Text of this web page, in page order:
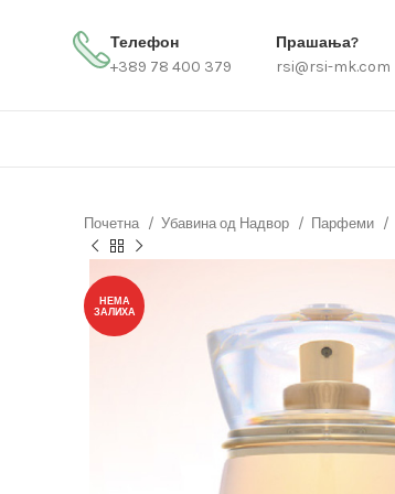
Телефон
+389 78 400 379
Прашања?
rsi@rsi-mk.com
Почетна Убавина од Надвор Парфеми
НЕМА
ЗАЛИХА